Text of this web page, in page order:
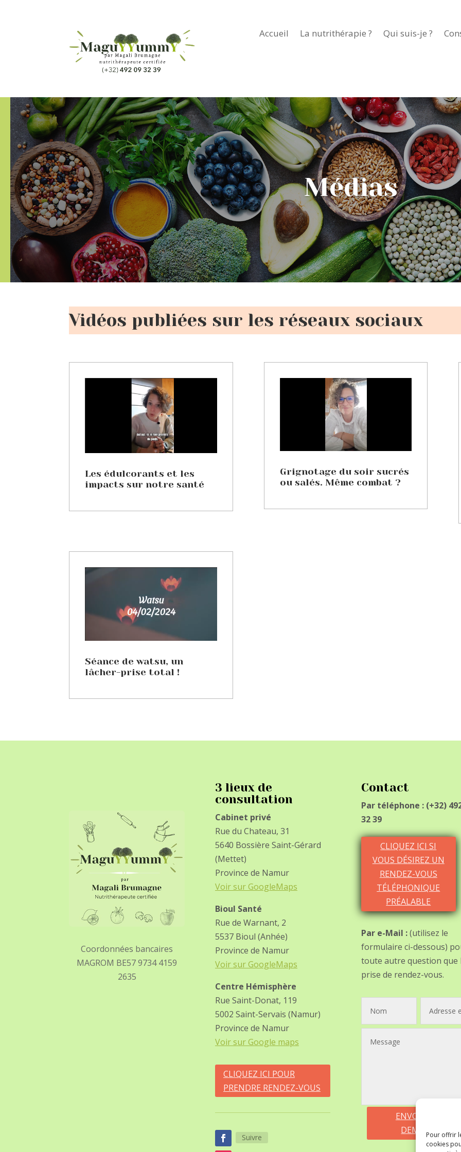
Pour offrir
cookies
Accueil La nutrithérapie ? Qui suis-je ?
Médias
Vidéos publiées sur les réseaux sociaux
Les édulcorants et les
impacts sur notre santé
Grignotage du soir sucrés
ou salés. Même combat ?
Séance de watsu, un
lâcher-prise total !
Coordonnées bancaires
MAGROM BE57 9734 4159
2635
3 lieux de
consultation
Cabinet privé
Rue du Chateau, 31
5640 Bossière Saint-Gérard
(Mettet)
Province de Namur
Voir sur GoogleMaps
Bioul Santé
Rue de Warnant, 2
5537 Bioul (Anhée)
Province de Namur
Voir sur GoogleMaps
Centre Hémisphère
Rue Saint-Donat, 119
5002 Saint-Servais (Namur)
Province de Namur
Voir sur Google maps
CLIQUEZ ICI POUR
PRENDRE RENDEZ-VOUS
Suivre
Contact
Par téléphone : (+32)
32 39
CLIQUEZ ICI SI
VOUS DÉSIREZ UN
RENDEZ-VOUS
TÉLÉPHONIQUE
PRÉALABLE
Par e-Mail :(utilisez le
formulaire ci-dessous)
toute autre question que
prise de rendez-vous.
ENVOYER MA
DEMANDE